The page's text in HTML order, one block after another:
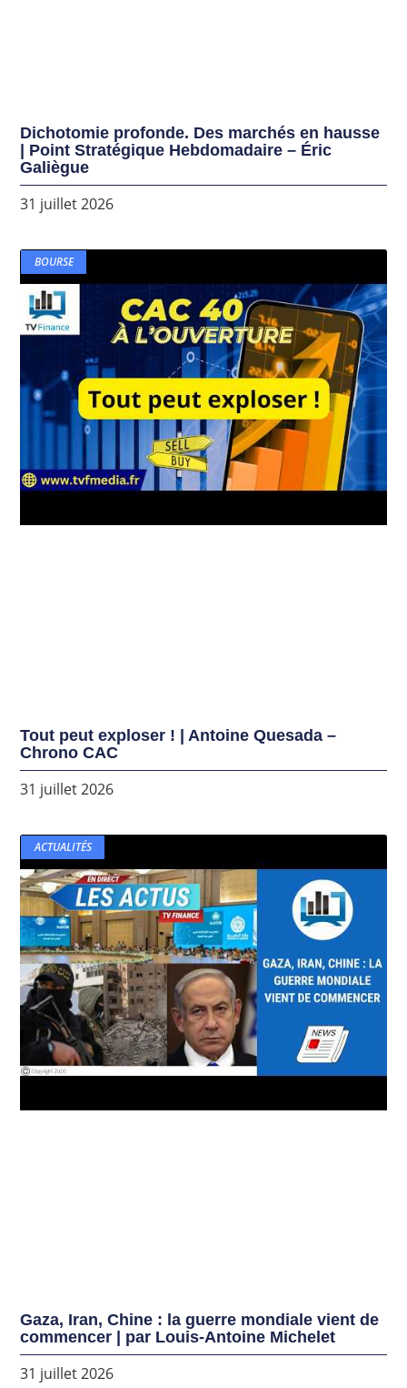
Dichotomie profonde. Des marchés en hausse
| Point Stratégique Hebdomadaire – Éric
Galiègue
31 juillet 2026
BOURSE
Tout peut exploser ! | Antoine Quesada –
Chrono CAC
31 juillet 2026
ACTUALITÉS
Gaza, Iran, Chine : la guerre mondiale vient de
commencer | par Louis-Antoine Michelet
31 juillet 2026